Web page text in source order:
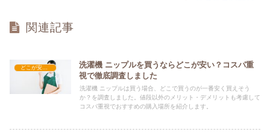
関連記事
どこが安い？-工具・DIY
洗濯機 ニップルを買うならどこが安い？コスパ重
視で徹底調査しました
洗濯機 ニップルは買う場合、どこで買うのが一番安く買えそう
か？を調査しました。値段以外のメリット・デメリットも考慮して
コスパ重視でおすすめの購入場所を紹介します。